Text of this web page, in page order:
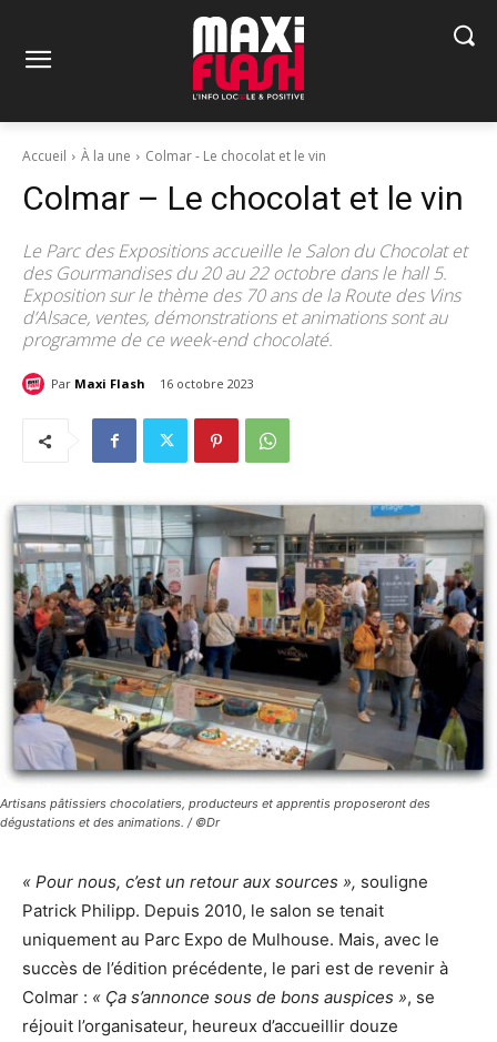
Accueil À la une Colmar - Le chocolat et le vin
Colmar – Le chocolat et le vin
Le Parc des Expositions accueille le Salon du Chocolat et
des Gourmandises du 20 au 22 octobre dans le hall 5.
Exposition sur le thème des 70 ans de la Route des Vins
d’Alsace, ventes, démonstrations et animations sont au
programme de ce week-end chocolaté.
Par Maxi Flash 16 octobre 2023
Artisans pâtissiers chocolatiers, producteurs et apprentis proposeront des
dégustations et des animations. / ©Dr
« Pour nous, c’est un retour aux sources », souligne
Patrick Philipp. Depuis 2010, le salon se tenait
uniquement au Parc Expo de Mulhouse. Mais, avec le
succès de l’édition précédente, le pari est de revenir à
Colmar : « Ça s’annonce sous de bons auspices », se
réjouit l’organisateur, heureux d’accueillir douze